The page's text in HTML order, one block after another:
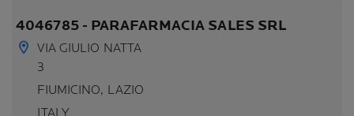
4046785 - PARAFARMACIA SALES SRL
VIA GIULIO NATTA
3
FIUMICINO, LAZIO